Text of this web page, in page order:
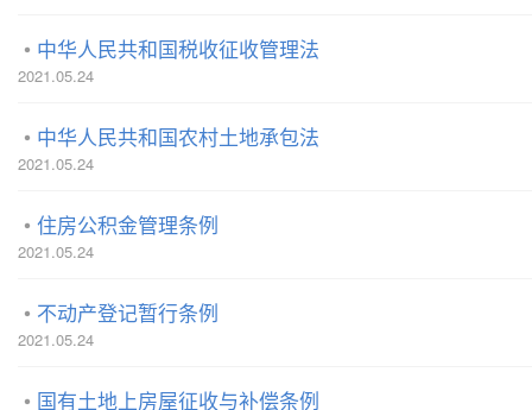
中华人民共和国税收征收管理法
2021.05.24
中华人民共和国农村土地承包法
2021.05.24
住房公积金管理条例
2021.05.24
不动产登记暂行条例
2021.05.24
国有土地上房屋征收与补偿条例